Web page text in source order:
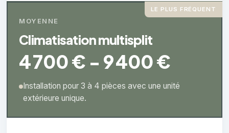
LE PLUS FRÉQUENT
MOYENNE
Climatisation multisplit
4 700 € - 9 400 €
Installation pour 3 à 4 pièces avec une unité
extérieure unique.